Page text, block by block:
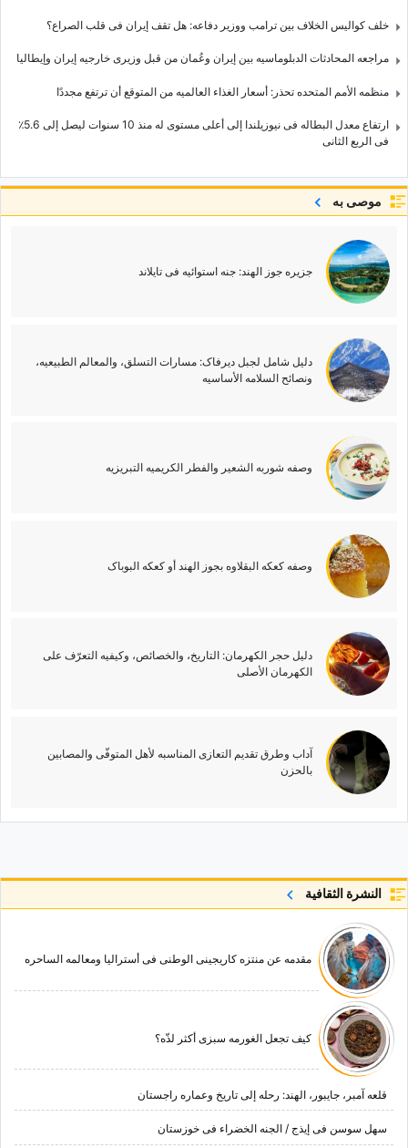
خلف کوالیس الخلاف بین ترامب ووزیر دفاعه: هل تقف إیران فی قلب الصراع؟
مراجعه المحادثات الدبلوماسیه بین إیران وعُمان من قبل وزیری خارجیه إیران وإیطالیا
منظمه الأمم المتحده تحذر: أسعار الغذاء العالمیه من المتوقع أن ترتفع مجددًا
ارتفاع معدل البطاله فی نیوزیلندا إلى أعلى مستوى له منذ 10 سنوات لیصل إلى 5.6٪
فی الربع الثانی
موصى به
جزیره جوز الهند: جنه استوائیه فی تایلاند
دلیل شامل لجبل دیرفاک: مسارات التسلق، والمعالم الطبیعیه،
ونصائح السلامه الأساسیه
وصفه شوربه الشعیر والفطر الکریمیه التبریزیه
وصفه کعکه البقلاوه بجوز الهند أو کعکه البوباک
دلیل حجر الکهرمان: التاریخ، والخصائص، وکیفیه التعرّف على
الکهرمان الأصلی
آداب وطرق تقدیم التعازی المناسبه لأهل المتوفّى والمصابین
بالحزن
النشرة الثقافية
مقدمه عن منتزه کاریجینی الوطنی فی أسترالیا ومعالمه الساحره
کیف تجعل الغورمه سبزی أکثر لذّه؟
قلعه آمبر، جایبور، الهند: رحله إلى تاریخ وعماره راجستان
سهل سوسن فی إیذج / الجنه الخضراء فی خوزستان